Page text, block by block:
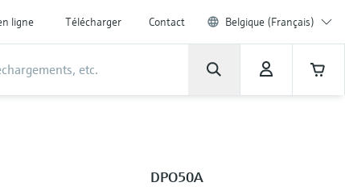
ligne Télécharger Contact Belgique (Français)
DPO50A